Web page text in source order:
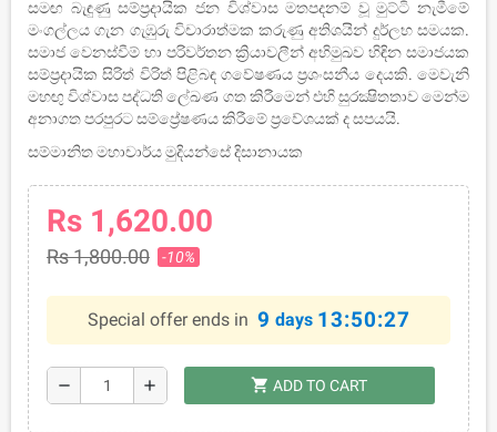
සමඟ බැඳුණු සම්ප්‍රදායික ජන විශ්වාස මතපදනම් වූ මුට්ටි නැමීමේ
මංගල්ලය ගැන ගැඹුරු විචාරාත්මක කරුණු අතිශයින් දුර්ලභ සමයක.
සමාජ වෙනස්වීම් හා පරිවර්තන ක්‍රියාවලීන් අභිමුඛව හිඳින සමාජයක
සම්ප්‍රදායික සිරිත් විරිත් පිළිබඳ ගවේෂණය ප්‍රශංසනීය දෙයකි. මෙවැනි
මහඟු විශ්වාස පද්ධති ලේඛණ ගත කිරීමෙන් එහි සුරක්‍ෂිතතාව මෙන්ම
අනාගත පරපුරට සම්ප්‍රේෂණය කිරීමේ ප‍්‍රවේශයක් ද සපයයි.
සම්මානිත මහාචාර්ය මුදියන්සේ දිසානායක
Rs 1,620.00
Rs 1,800.00 -10%
Special offer ends in 9 days 13:50:26
remove add shopping_cart ADD TO CART